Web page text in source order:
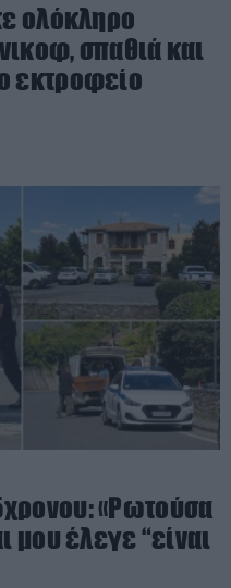
ολόκληρο
σπαθιά και
εκτροφείο
«Ρωτούσα
μου έλεγε “είναι